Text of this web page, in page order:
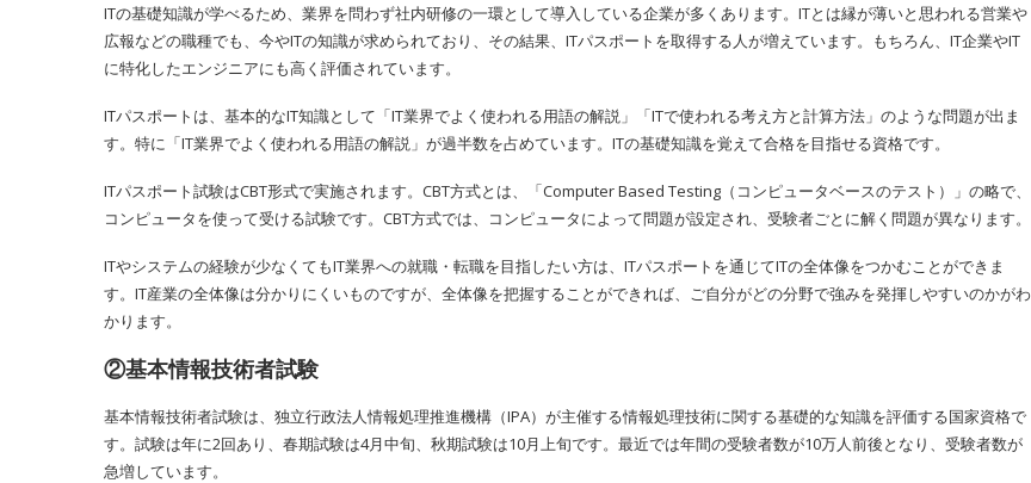
ITの基礎知識が学べるため、業界を問わず社内研修の一環として導入している企業が多くあります。ITとは縁が薄いと思われる営業や
広報などの職種でも、今やITの知識が求められており、その結果、ITパスポートを取得する人が増えています。もちろん、IT企業やIT
に特化したエンジニアにも高く評価されています。
ITパスポートは、基本的なIT知識として「IT業界でよく使われる用語の解説」「ITで使われる考え方と計算方法」のような問題が出ま
す。特に「IT業界でよく使われる用語の解説」が過半数を占めています。ITの基礎知識を覚えて合格を目指せる資格です。
ITパスポート試験はCBT形式で実施されます。CBT方式とは、「Computer Based Testing（コンピュータベースのテスト）」の略で、
コンピュータを使って受ける試験です。CBT方式では、コンピュータによって問題が設定され、受験者ごとに解く問題が異なります。
ITやシステムの経験が少なくてもIT業界への就職・転職を目指したい方は、ITパスポートを通じてITの全体像をつかむことができま
す。IT産業の全体像は分かりにくいものですが、全体像を把握することができれば、ご自分がどの分野で強みを発揮しやすいのかがわ
かります。
②基本情報技術者試験
基本情報技術者試験は、独立行政法人情報処理推進機構（IPA）が主催する情報処理技術に関する基礎的な知識を評価する国家資格で
す。試験は年に2回あり、春期試験は4月中旬、秋期試験は10月上旬です。最近では年間の受験者数が10万人前後となり、受験者数が
急増しています。